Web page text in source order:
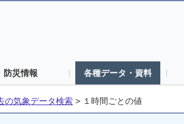
防災情報 各種データ・資料
の気象データ検索 > １時間ごとの値